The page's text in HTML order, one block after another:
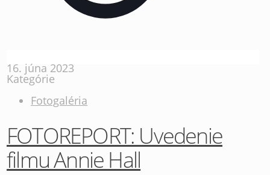
16. júna 2023
Kategórie
Fotogaléria
FOTOREPORT: Uvedenie
filmu Annie Hall